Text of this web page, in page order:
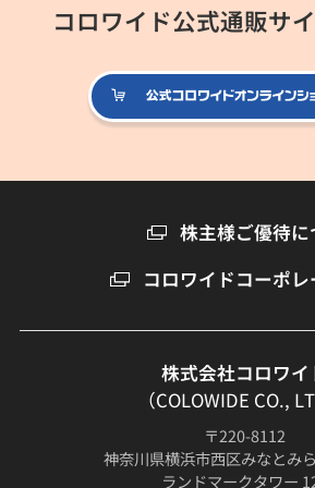
コロワイド公式通販サ
株主様ご優待に
コロワイドコーポ
株式会社コロワイ
（COLOWIDE CO.,
〒220-8112
神奈川県横浜市西区みなとみ
ランドマークタワー